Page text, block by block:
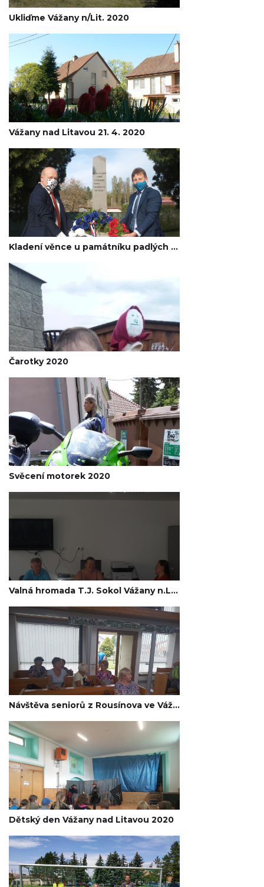
Ukliďme Vážany n/Lit. 2020
Vážany nad Litavou 21. 4. 2020
Kladení věnce u památníku padlých 24.4.2020
Čarotky 2020
Svěcení motorek 2020
Valná hromada T.J. Sokol Vážany n.Lit. 2020
Návštěva seniorů z Rousínova ve Vážanech n. Lit. 2020
Dětský den Vážany nad Litavou 2020